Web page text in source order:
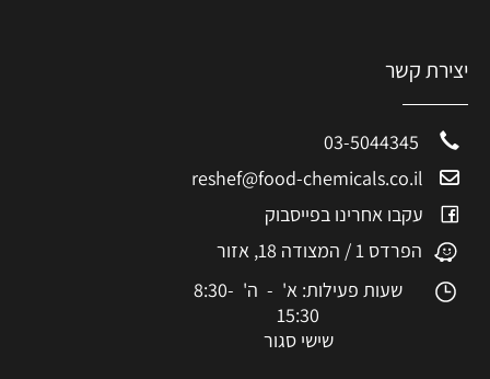
יצירת קשר
reshef@food-chemicals.co.il
עקבו אחרינו בפייסבוק
הפרדס 1 / המצודה 18, אזור
שעות פעילות: א' - ה' 8:30-
15:30
שישי סגור